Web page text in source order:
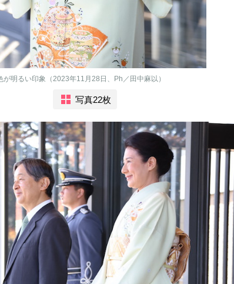
明るい印象（2023年11月28日、Ph／田中麻以）
写真22枚